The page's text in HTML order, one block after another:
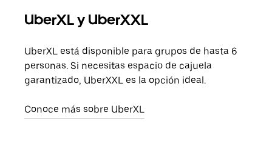
UberXL y UberXXL
UberXL está disponible para grupos de hasta 6
personas. Si necesitas espacio de cajuela
garantizado, UberXXL es la opción ideal.
Conoce más sobre UberXL